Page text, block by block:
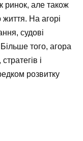
ринок, але також
життя. На агорі
судові
того, агора
і
розвитку